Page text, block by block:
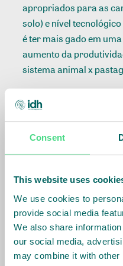
Consent
This website uses
We use cookies to
provide social media
We also share
our social media,
may combine it with other
apropriados para as
solo) e nível
é ter mais gado em
aumento da
sistema animal x
Nesta etapa, foram
propriedades, com
hectares.
Mas, como isso
dividida em parte
que são delimitados
correção e adubação